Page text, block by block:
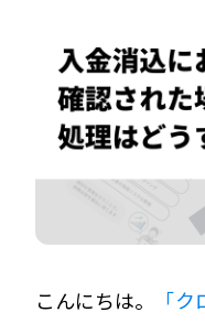
こんにちは。 「